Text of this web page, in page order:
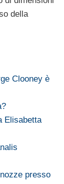
della
Clooney è
Elisabetta
presso